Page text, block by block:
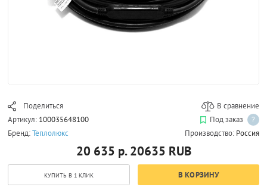
Поделиться
В сравнение
Артикул: 100035648100 Под заказ
?
Бренд:Теплолюкс Производство: Россия
20 635 р. 20635 RUB
КУПИТЬ В 1 КЛИК В КОРЗИНУ